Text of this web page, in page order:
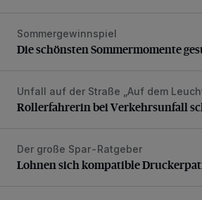
Die schönsten Sommermomente
Sommergewinnspiel
Die schönsten Sommermomente
Rollerfahrerin bei Verkehrsunfall
Unfall auf der Straße „Auf dem
Rollerfahrerin bei Verkehrsunfall
Lohnen sich kompatible
Der große Spar-Ratgeber
Lohnen sich kompatible